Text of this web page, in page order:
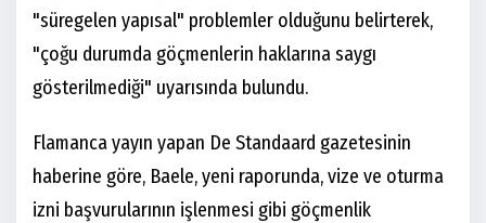
"süregelen yapısal" problemler olduğunu belirterek,
"çoğu durumda göçmenlerin haklarına saygı
gösterilmediği" uyarısında bulundu.
Flamanca yayın yapan De Standaard gazetesinin
haberine göre, Baele, yeni raporunda, vize ve oturma
izni başvurularının işlenmesi gibi göçmenlik